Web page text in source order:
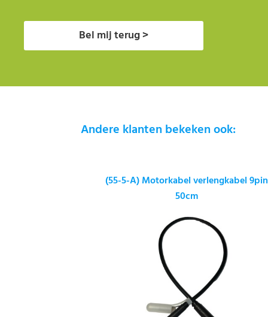
Bel mij terug >
Andere klanten bekeken ook:
(55-5-A) Motorkabel verlengkabel 9pin
50cm